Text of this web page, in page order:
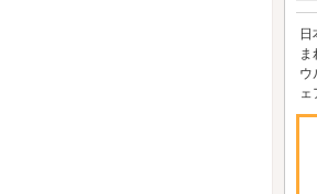
ウ
ェ